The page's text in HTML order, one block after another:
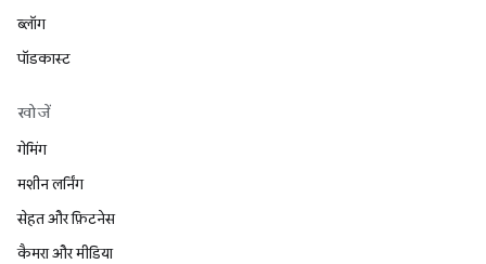
ब्लॉग
पॉडकास्ट
खोजें
गेमिंग
मशीन लर्निंग
सेहत और फ़िटनेस
कैमरा और मीडिया